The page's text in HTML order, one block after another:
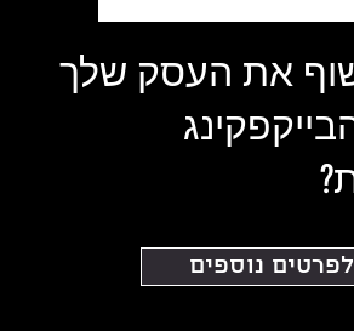
את העסק שלך
לפרטים נוספים